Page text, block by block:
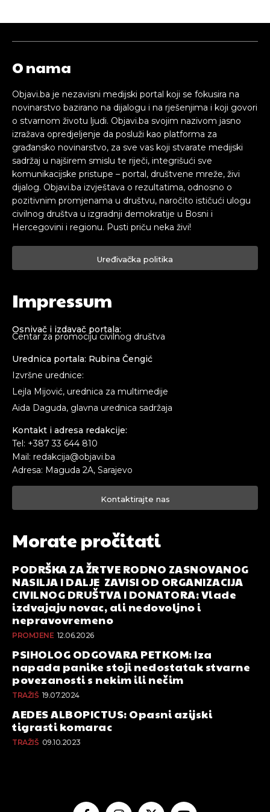
O nama
Objavi.ba je nezavisni medijski portal koji se fokusira na
novinarstvo bazirano na dijalogu i na rješenjima i koji govori
o stvarnom životu ljudi. Objavi.ba svojim nazivom jasno
izražava opredjeljenje da posluži kao platforma za
građansko novinarstvo, za sve vas koji stvarate medijski
sadržaj u najširem smislu te riječi, integrišući sve
komunikacijske pristupe – portal, društvene mreže, živi
dijalog. Objavi.ba izvještava o rezultatima, odnosno o
pozitivnim promjenama u društvu, naročito ističući ulogu
civilnog društva u izgradnji demokratije u Bosni i
Hercegovini i regionu. Pusti priču neka živi!
Uređivačka politika
Impressum
Osnivač i izdavač portala:
Centar za promociju civilnog društva
Urednica portala: Rubina Čengić
Izvršne urednice:
Lejla Mijović, urednica za multimedije
Aida Daguda, glavna urednica sadržaja
Kontakt i adresa redakcije:
Tel: +387 33 644 810
Mail: redakcija@objavi.ba
Adresa: Maguda 2A, Sarajevo
Kontaktirajte nas
Morate pročitati
PODRŠKA ZA ŽRTVE RODNO ZASNOVANOG
NASILJA I DALJE ZAVISI OD ORGANIZACIJA
CIVILNOG DRUŠTVA I DONATORA: Vlade
izdvajaju novac, ali nedovoljno i
nepravovremeno
PROMJENE 12.06.2026
PSIHOLOG ODGOVARA PETKOM: Iza
napada panike stoji nedostatak stvarne
povezanosti s nekim ili nečim
TRAŽIŠ 19.07.2024
AEDES ALBOPICTUS: Opasni azijski
tigrasti komarac
TRAŽIŠ 09.10.2023